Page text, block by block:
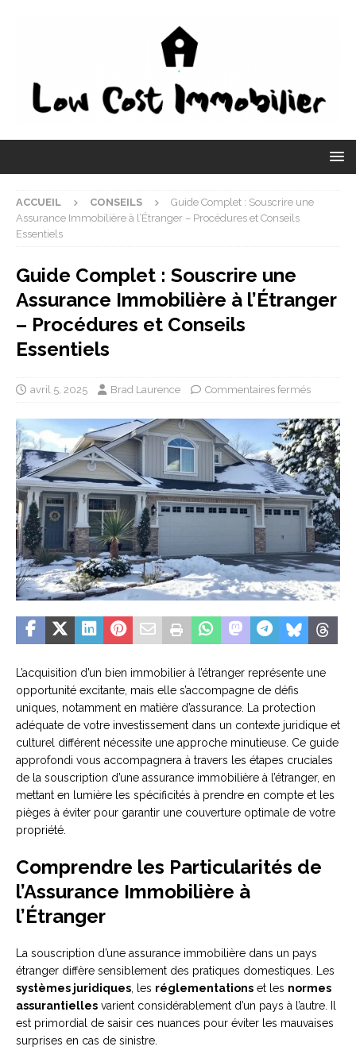
ACCUEIL CONSEILS
Guide Complet : Souscrire une
Assurance Immobilière à l’Étranger – Procédures et Conseils
Essentiels
Guide Complet : Souscrire une
Assurance Immobilière à l’Étranger
– Procédures et Conseils
Essentiels
avril 5, 2025 Brad Laurence Commentaires fermés
L’acquisition d’un bien immobilier à l’étranger représente une
opportunité excitante, mais elle s’accompagne de défis
uniques, notamment en matière d’assurance. La protection
adéquate de votre investissement dans un contexte juridique et
culturel différent nécessite une approche minutieuse. Ce guide
approfondi vous accompagnera à travers les étapes cruciales
de la souscription d’une assurance immobilière à l’étranger, en
mettant en lumière les spécificités à prendre en compte et les
pièges à éviter pour garantir une couverture optimale de votre
propriété.
Comprendre les Particularités de
l’Assurance Immobilière à
l’Étranger
La souscription d’une assurance immobilière dans un pays
étranger diffère sensiblement des pratiques domestiques. Les
systèmes juridiques, les réglementations et les normes
assurantielles varient considérablement d’un pays à l’autre. Il
est primordial de saisir ces nuances pour éviter les mauvaises
surprises en cas de sinistre.